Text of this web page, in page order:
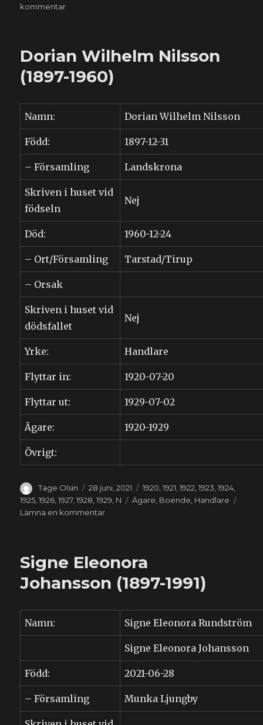
kommentartill
1969)
Dorian Wilhelm Nilsson
(1897-1960)
Namn: Dorian Wilhelm Nilsson
Född: 1897-12-31
– Församling Landskrona
Skriven i huset vid
födseln
Nej
Död: 1960-12-24
– Ort/Församling Tarstad/Tirup
– Orsak
Skriven i huset vid
dödsfallet
Nej
Yrke: Handlare
Flyttar in: 1920-07-20
Flyttar ut: 1929-07-02
Ägare: 1920-1929
Övrigt:
Författare
Tage Olsin
Publicerat
den
28 juni, 2021 Kategorier
1920,1921,1922,1923,1924,
1925,1926,1927,1928,1929, N Etiketter
Ägare, Boende, Handlare
Lämna en kommentartill
(1897-
Signe Eleonora
Johansson (1897-1991)
Namn: Signe Eleonora Rundström
Signe Eleonora Johansson
Född: 2021-06-28
– Församling Munka Ljungby